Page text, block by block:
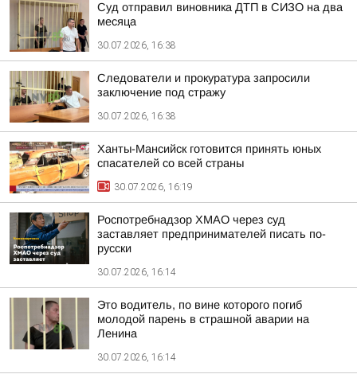
Суд отправил виновника ДТП в СИЗО на два
месяца
30.07.2026, 16:38
Следователи и прокуратура запросили
заключение под стражу
30.07.2026, 16:38
Ханты-Мансийск готовится принять юных
спасателей со всей страны
30.07.2026, 16:19
Роспотребнадзор ХМАО через суд
заставляет предпринимателей писать по-
русски
30.07.2026, 16:14
Это водитель, по вине которого погиб
молодой парень в страшной аварии на
Ленина
30.07.2026, 16:14